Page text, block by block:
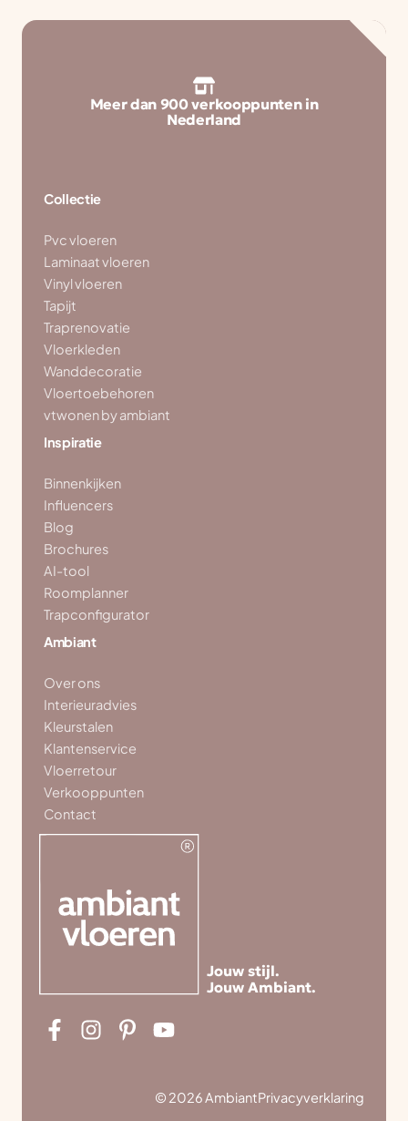
Meer dan 900 verkooppunten in
Nederland
Collectie
Pvc vloeren
Laminaat vloeren
Vinyl vloeren
Tapijt
Traprenovatie
Vloerkleden
Wanddecoratie
Vloertoebehoren
vtwonen by ambiant
Inspiratie
Binnenkijken
Influencers
Blog
Brochures
AI-tool
Roomplanner
Trapconfigurator
Ambiant
Over ons
Interieuradvies
Kleurstalen
Klantenservice
Vloerretour
Verkooppunten
Contact
Jouw stijl.
Jouw Ambiant.
© 2026 AmbiantPrivacyverklaring